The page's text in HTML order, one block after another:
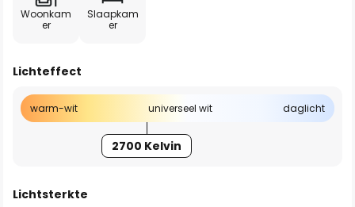
Woonkam
er
Slaapkam
er
Lichteffect
warm-wit universeel wit daglicht
2700 Kelvin
Lichtsterkte